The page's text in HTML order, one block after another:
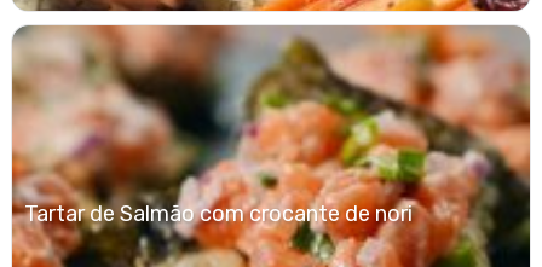
Tartar de Salmão com crocante de nori